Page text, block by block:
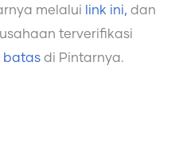
melalui
link ini, dan
terverifikasi
batas di Pintarnya.